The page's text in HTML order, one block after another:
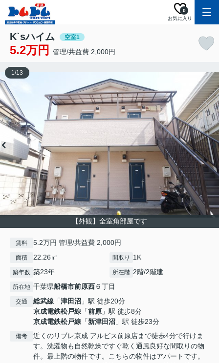
お気に入り
0
K`sハイム 空室1
5.2万円 管理/共益費 2,000円
【外観】全室角部屋です
1/13
賃料 5.2万円 管理/共益費 2,000円
面積 22.26㎡ 間取り 1K
築年数 築23年 所在階 2階/2階建
所在地 千葉県船橋市前原西６丁目
交通 総武線 「津田沼 」駅 徒歩20分
京成電鉄松戸線 「前原 」駅 徒歩8分
京成電鉄松戸線 「新津田沼 」駅 徒歩23分
備考
近くのリブレ京成 アルビス前原店まで徒歩4分で行けま
す。洗濯物も自然乾燥ですぐ乾く通風良好な間取りの物
件。最上階の物件です。こちらの物件はアパートです。